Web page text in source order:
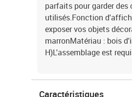
parfaits pour garder
utilisés.Fonction
exposer vos objets
marronMatériau : bois
H)L'assemblage est
Caractéristiques